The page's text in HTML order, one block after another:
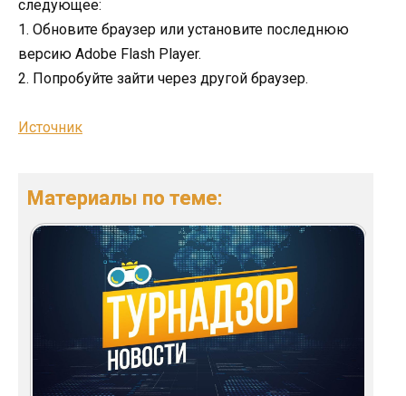
следующее:
1. Обновите браузер или установите последнюю
версию Adobe Flash Player.
2. Попробуйте зайти через другой браузер.
Источник
Материалы по теме: